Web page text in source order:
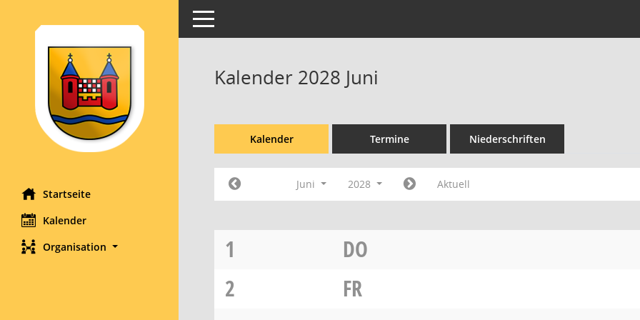
Startseite
Kalender
Organisation
Toggle navigation
Kalender 2028 Juni
Kalender Termine Niederschriften
Juni 2028 Aktuell
1
DO
2
FR